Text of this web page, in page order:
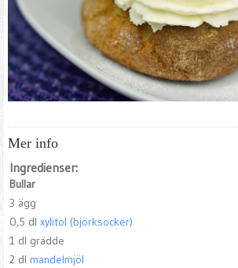
Mer info
Ingredienser:
Bullar
3 ägg
0,5 dl xylitol (björksocker)
1 dl grädde
2 dl mandelmjöl